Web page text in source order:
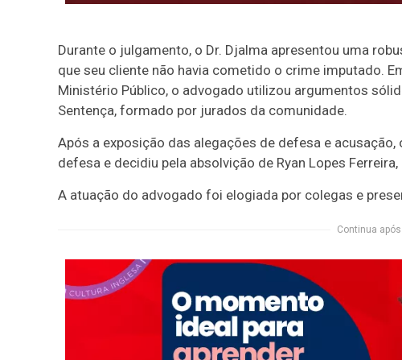
Durante o julgamento, o Dr. Djalma apresentou uma
que seu cliente não havia cometido o crime imputado.
Ministério Público, o advogado utilizou argumentos
Sentença, formado por jurados da comunidade.
Após a exposição das alegações de defesa e
defesa e decidiu pela absolvição de Ryan Lopes
A atuação do advogado foi elogiada por colegas e
Continua